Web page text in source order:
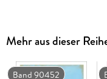
für ihn bereit. Nach der
Vergangenheit
Handelsvertreter in der
Mehr aus dieser
Band 90452